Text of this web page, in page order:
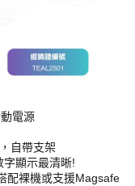
電源
自帶支架
顯示最清晰!
配裸機或支援Magsafe